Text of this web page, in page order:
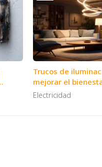
Trucos de
mejorar el
Electricidad